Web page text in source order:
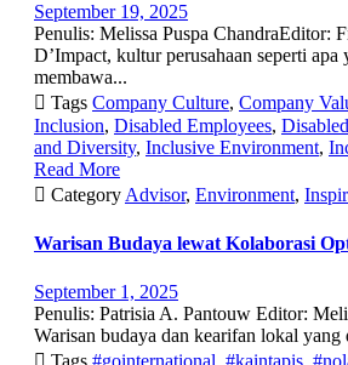
September 19, 2025
Penulis: Melissa Puspa ChandraEditor:
D’Impact, kultur perusahaan seperti apa
membawa...
 Tags Company Culture, Company
Inclusion, Disabled Employees,
and Diversity, Inclusive Environment,
Read More
 Category Advisor, Environment,
Warisan Budaya lewat Kolaborasi
September 1, 2025
Penulis: Patrisia A. Pantouw Editor:
Warisan budaya dan kearifan lokal yang
 Tags #gointernational #kaintapis